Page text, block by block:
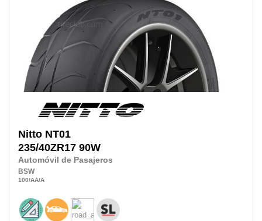
Nitto NT01
235/40ZR17 90W
Automóvil de Pasajeros
BSW
100/AA/A